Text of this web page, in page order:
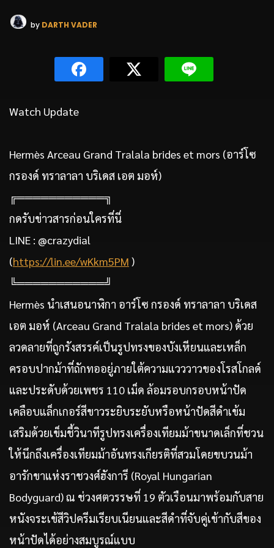
by DARTH VADER
Watch Update
Hermès Arceau Grand Tralala brides et mors (อาร์โซ
กรองด์ ทราลาลา บริเดส เอต มอห์)
╔═══════════╗
กดรับข่าวสารก่อนใครที่นี่
LINE : @crazydial
(https://lin.ee/wKkm5PM )
╚═══════════╝
Hermès นำเสนอนาฬิกา อาร์โซ กรองด์ ทราลาลา บริเดส
เอต มอห์ (Arceau Grand Tralala brides et mors) ด้วย
ลวดลายที่ถูกรังสรรค์เป็นรูปทรงของบังเหียนและเหล็ก
ครอบปากม้าที่ถักทออยู่ภายใต้ความแวววาวของโรสโกลด์
และประดับด้วยเพชร 110 เม็ด ล้อมรอบกรอบหน้าปัด
เคลือบแล็กเกอร์สีขาวระยิบระยับหรือหน้าปัดสีดำเข้ม
เสริมด้วยเข็มชี้วินาทีรูปทรงเครื่องเทียมม้าขนาดเล็กที่ชวน
ให้นึกถึงเครื่องเทียมม้าอันทรงเกียรติที่สวมโดยขบวนม้า
อารักขาแห่งราชวงศ์ฮังการี (Royal Hungarian
Bodyguard) ณ ช่วงศตวรรษที่ 19 ตัวเรือนมาพร้อมกับสาย
หนังจระเข้สีวิปครีมเรียบเนียนและสีดำที่จับคู่เข้ากับสีของ
หน้าปัดได้อย่างสมบูรณ์แบบ